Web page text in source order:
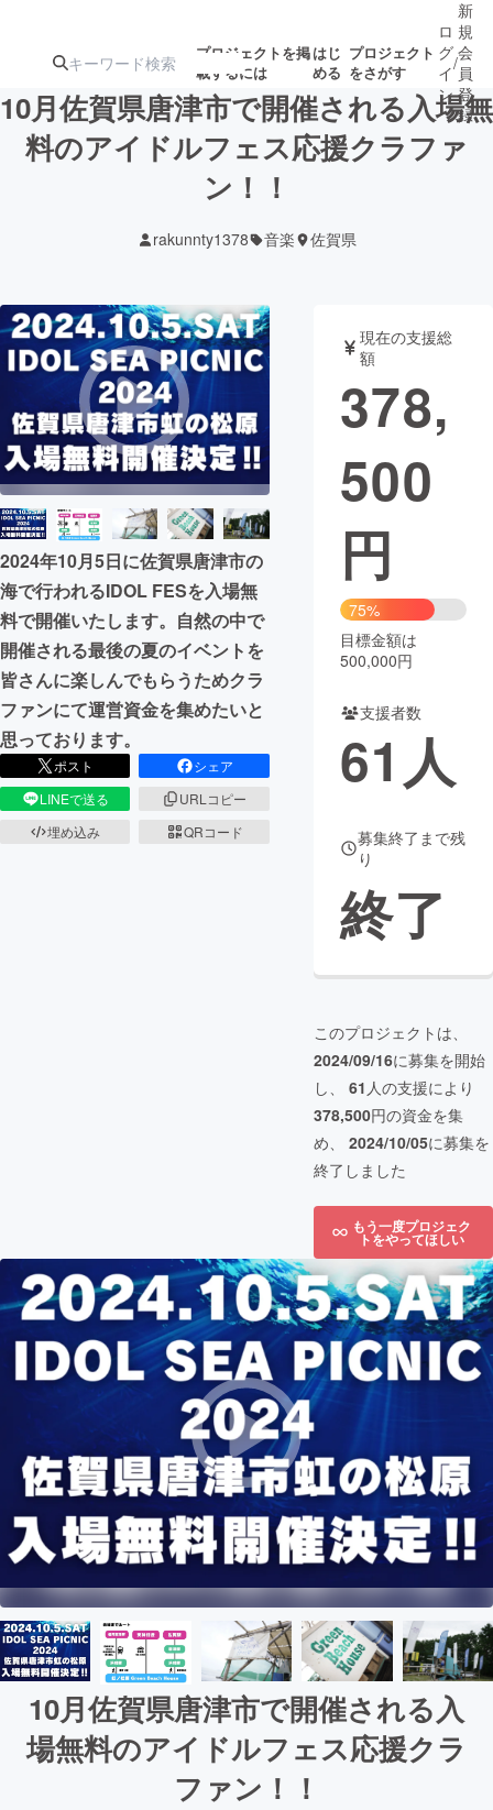
プロジェクトを掲
載するには
はじ
める
プロジェクト
をさがす
注目の新着プロ
募集終了が近いプ
テクノロジー・ガジェット
映像・映画 書籍・雑誌
ビジネス・起業 チャレンジ
まちづくり・地域活性化
CAMPFIRE for Social Good
CAMPFIRE Creation
CAMPFIREふるさと納税 machi-ya コミュニティ
ロ
グ
イ
ン
/
新
規
会
員
登
録
10月佐賀県唐津市で開催される入場無
料のアイドルフェス応援クラファ
ン！！
rakunnty1378 音楽 佐賀県
2024年10月5日に佐賀県唐津市の
海で行われるIDOL FESを入場無
料で開催いたします。自然の中で
開催される最後の夏のイベントを
皆さんに楽しんでもらうためクラ
ファンにて運営資金を集めたいと
思っております。
ポスト
シェア
LINEで送る
URLコピー
埋め込み
QRコード
現在の支援総
額
378,
500
円
75%
目標金額は
500,000円
支援者数
61 人
募集終了まで残
り
終了
このプロジェクトは、
2024/09/16に募集を開始
し、 61 人の支援により
378,500円の資金を集
め、 2024/10/05に募集を
終了しました
もう一度プロジェク
トをやってほしい
10月佐賀県唐津市で開催される入
場無料のアイドルフェス応援クラ
ファン！！